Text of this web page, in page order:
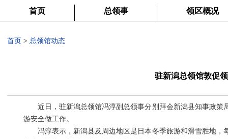
首页 总领事 领区概况
首页 > 总领馆动态
驻新潟总领馆敦促
近日，驻新潟总领馆冯淳副总领事分别拜会新潟县知事政
游安全做工作。
冯淳表示，新潟县及周边地区是日本冬季旅游和滑雪胜地